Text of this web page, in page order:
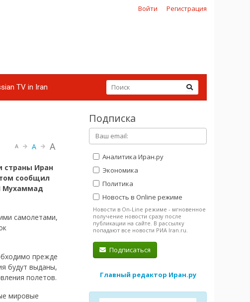
Войти Регистрация
TV in Iran
A A A
страны Иран
сообщил
Мухаммад
самолетами,
прежде
будут выданы,
полетов.
мировые
Подписка
Аналитика Иран.ру
Экономика
Политика
Новость в Online режиме
Новости в On-Line режиме - мгновенное
получение новости сразу после
публикации на сайте. В рассылку
попадают все новости РИА Iran.ru.
Подписаться
Главный редактор Иран.ру